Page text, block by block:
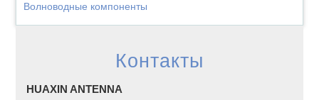
Волноводные компоненты
Контакты
HUAXIN ANTENNA